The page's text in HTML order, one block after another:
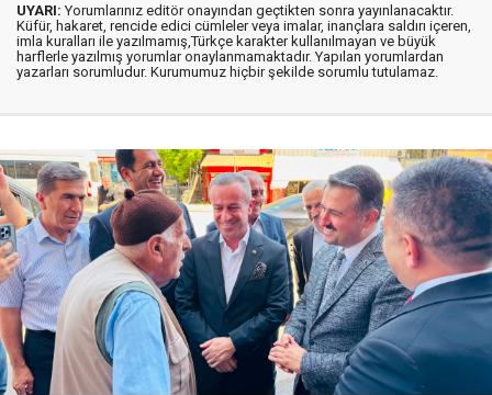
UYARI: Yorumlarınız editör onayından geçtikten sonra yayınlanacaktır.
Küfür, hakaret, rencide edici cümleler veya imalar, inançlara saldırı içeren,
imla kuralları ile yazılmamış,Türkçe karakter kullanılmayan ve büyük
harflerle yazılmış yorumlar onaylanmamaktadır. Yapılan yorumlardan
yazarları sorumludur. Kurumumuz hiçbir şekilde sorumlu tutulamaz.